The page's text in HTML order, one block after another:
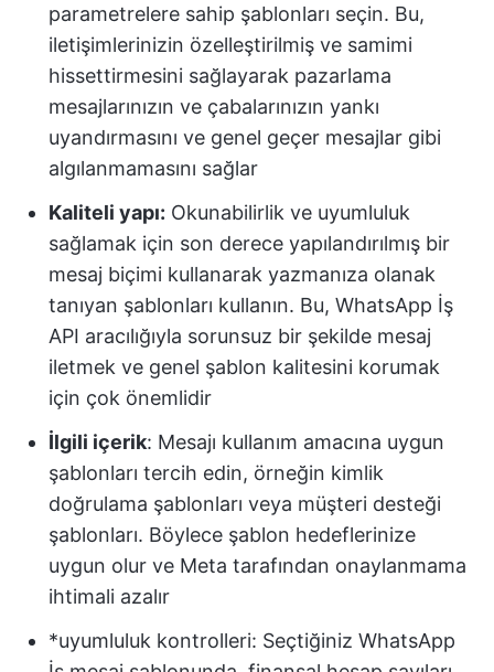
parametrelere sahip şablonları seçin. Bu,
iletişimlerinizin özelleştirilmiş ve samimi
hissettirmesini sağlayarak pazarlama
mesajlarınızın ve çabalarınızın yankı
uyandırmasını ve genel geçer mesajlar gibi
algılanmamasını sağlar
Kaliteli yapı: Okunabilirlik ve uyumluluk
sağlamak için son derece yapılandırılmış bir
mesaj biçimi kullanarak yazmanıza olanak
tanıyan şablonları kullanın. Bu, WhatsApp İş
API aracılığıyla sorunsuz bir şekilde mesaj
iletmek ve genel şablon kalitesini korumak
için çok önemlidir
İlgili içerik: Mesajı kullanım amacına uygun
şablonları tercih edin, örneğin kimlik
doğrulama şablonları veya müşteri desteği
şablonları. Böylece şablon hedeflerinize
uygun olur ve Meta tarafından onaylanmama
ihtimali azalır
*uyumluluk kontrolleri: Seçtiğiniz WhatsApp